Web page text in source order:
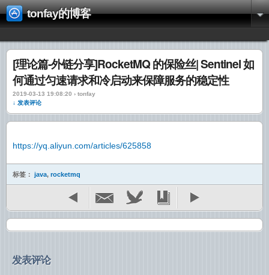
tonfay的博客
[理论篇-外链分享]RocketMQ 的保险丝| Sentinel 如
何通过匀速请求和冷启动来保障服务的稳定性
2019-03-13 19:08:20 › tonfay
↓ 发表评论
https://yq.aliyun.com/articles/625858
标签： java, rocketmq
发表评论